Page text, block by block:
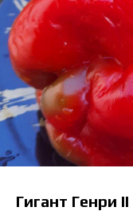
Гигант Генри